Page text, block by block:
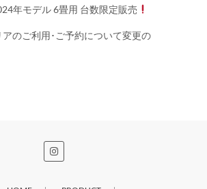
年モデル 6畳用 台数限定販売
アのご利用･ご予約について変更の